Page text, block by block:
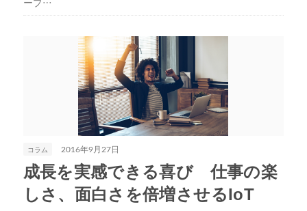
コラム 2016年9月27日
成長を実感できる喜び 仕事の楽
しさ、面白さを倍増させるIoT